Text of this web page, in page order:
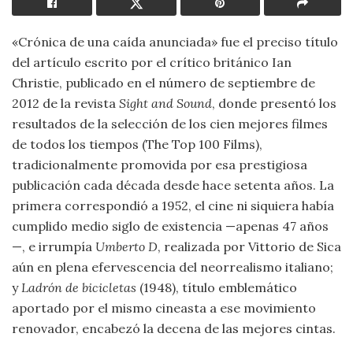
«Crónica de una caída anunciada» fue el preciso título
del artículo escrito por el crítico británico Ian
Christie, publicado en el número de septiembre de
2012 de la revista Sight and Sound, donde presentó los
resultados de la selección de los cien mejores filmes
de todos los tiempos (The Top 100 Films),
tradicionalmente promovida por esa prestigiosa
publicación cada década desde hace setenta años. La
primera correspondió a 1952, el cine ni siquiera había
cumplido medio siglo de existencia —apenas 47 años
—, e irrumpía Umberto D, realizada por Vittorio de Sica
aún en plena efervescencia del neorrealismo italiano;
y Ladrón de bicicletas (1948), título emblemático
aportado por el mismo cineasta a ese movimiento
renovador, encabezó la decena de las mejores cintas.